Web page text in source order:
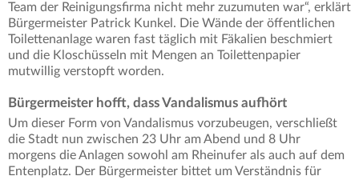
Team der Reinigungsfirma nicht mehr zuzumuten war“, erklärt
Bürgermeister Patrick Kunkel. Die Wände der öffentlichen
Toilettenanlage waren fast täglich mit Fäkalien beschmiert
und die Kloschüsseln mit Mengen an Toilettenpapier
mutwillig verstopft worden.
Bürgermeister hofft, dass Vandalismus aufhört
Um dieser Form von Vandalismus vorzubeugen, verschließt
die Stadt nun zwischen 23 Uhr am Abend und 8 Uhr
morgens die Anlagen sowohl am Rheinufer als auch auf dem
Entenplatz. Der Bürgermeister bittet um Verständnis für